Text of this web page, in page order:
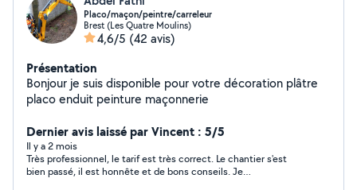
Placo/maçon/peintre/carreleur
Brest (Les Quatre Moulins)
4,6/5 (42 avis)
Présentation
Bonjour je suis disponible pour votre décoration plâtre
placo enduit peinture maçonnerie
Dernier avis laissé par Vincent : 5/5
Il y a 2 mois
Très professionnel, le tarif est très correct. Le chantier s'est
bien passé, il est honnête et de bons conseils. Je